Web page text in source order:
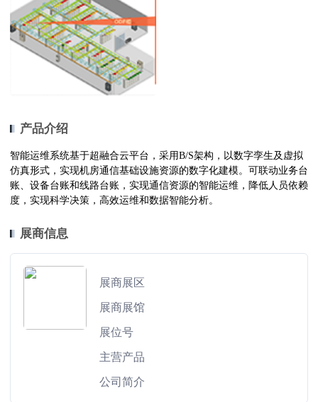
产品介绍
智能运维系统基于超融合云平台，采用B/S架构，以数字孪生及虚拟
仿真形式，实现机房通信基础设施资源的数字化建模。可联动业务台
账、设备台账和线路台账，实现通信资源的智能运维，降低人员依赖
度，实现科学决策，高效运维和数据智能分析。
展商信息
展商展区
展商展馆
展位号
主营产品
公司简介